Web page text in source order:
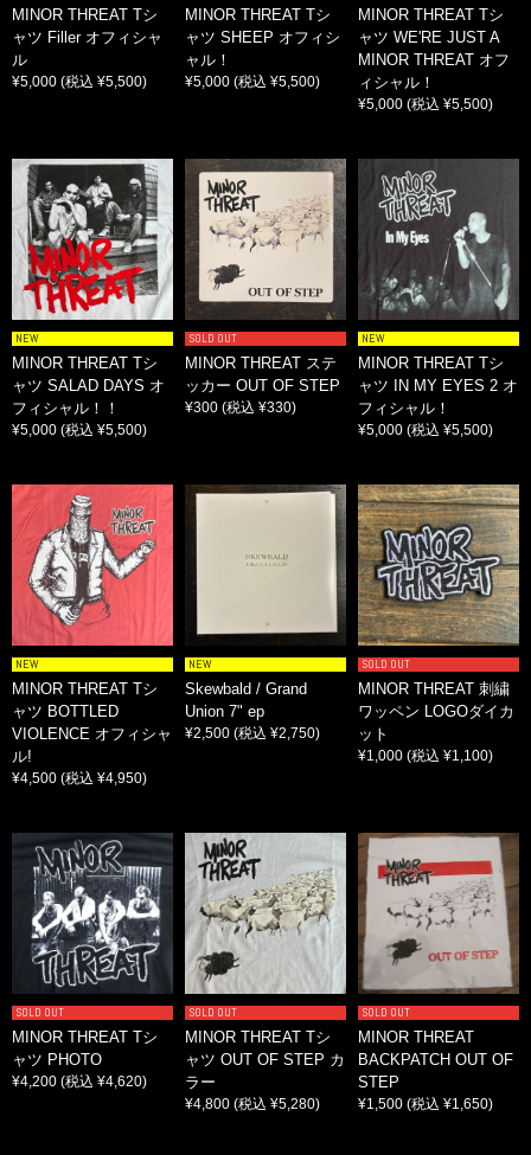
MINOR THREAT Tシ
ャツ Filler オフィシャ
ル
¥5,000 (税込 ¥5,500)
MINOR THREAT Tシ
ャツ SHEEP オフィシ
ャル！
¥5,000 (税込 ¥5,500)
MINOR THREAT Tシ
ャツ WE'RE JUST A
MINOR THREAT オフ
ィシャル！
¥5,000 (税込 ¥5,500)
NEW
MINOR THREAT Tシ
ャツ SALAD DAYS オ
フィシャル！！
¥5,000 (税込 ¥5,500)
SOLD OUT
MINOR THREAT ステ
ッカー OUT OF STEP
¥300 (税込 ¥330)
NEW
MINOR THREAT Tシ
ャツ IN MY EYES 2 オ
フィシャル！
¥5,000 (税込 ¥5,500)
NEW
MINOR THREAT Tシ
ャツ BOTTLED
VIOLENCE オフィシャ
ル!
¥4,500 (税込 ¥4,950)
NEW
Skewbald / Grand
Union 7" ep
¥2,500 (税込 ¥2,750)
SOLD OUT
MINOR THREAT 刺繍
ワッペン LOGOダイカ
ット
¥1,000 (税込 ¥1,100)
SOLD OUT
MINOR THREAT Tシ
ャツ PHOTO
¥4,200 (税込 ¥4,620)
SOLD OUT
MINOR THREAT Tシ
ャツ OUT OF STEP カ
ラー
¥4,800 (税込 ¥5,280)
SOLD OUT
MINOR THREAT
BACKPATCH OUT OF
STEP
¥1,500 (税込 ¥1,650)